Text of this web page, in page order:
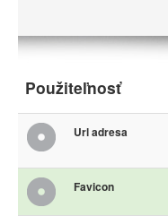
Použiteľnosť
Url adresa
Favicon